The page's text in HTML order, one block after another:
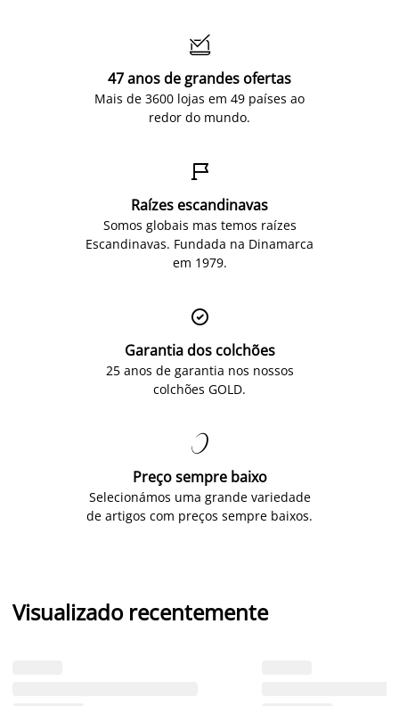

47 anos de grandes ofertas
Mais de 3600 lojas em 49 países ao
redor do mundo.

Raízes escandinavas
Somos globais mas temos raízes
Escandinavas. Fundada na Dinamarca
em 1979.

Garantia dos colchões
25 anos de garantia nos nossos
colchões GOLD.

Preço sempre baixo
Selecionámos uma grande variedade
de artigos com preços sempre baixos.
Visualizado recentemente